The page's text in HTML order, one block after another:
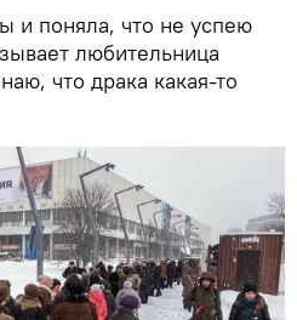
и поняла, что не успею
любительница
что драка какая-то